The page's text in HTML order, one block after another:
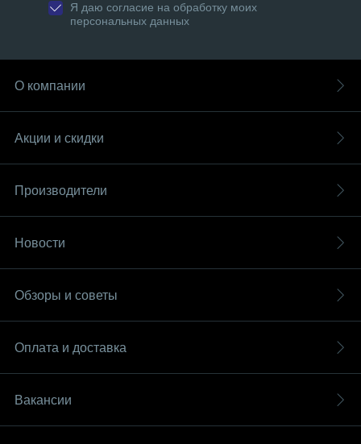
Я даю согласие на обработку моих
персональных данных
О компании
Акции и скидки
Производители
Новости
Обзоры и советы
Оплата и доставка
Вакансии